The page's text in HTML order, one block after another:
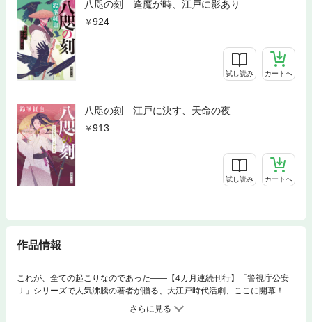
八咫の刻 逢魔が時、江戸に影あり
924
試し読み カートへ
八咫の刻 江戸に決す、天命の夜
913
試し読み カートへ
作品情報
これが、全ての起こりなのであった――【4カ月連続刊行】「警視庁公安
Ｊ」シリーズで人気沸騰の著者が贈る、大江戸時代活劇、ここに開幕！
「八咫の刻」シリーズ第一巻時は元禄十年──江戸幕府五代将軍・綱吉の
寵愛を受ける高僧・護持院隆光には、ある陰謀があった。幼子の頃より抱